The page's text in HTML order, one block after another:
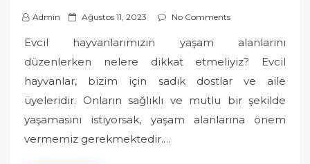
Admin
P
s
t
e
o
Ağustos 11, 2023 No Comments
Evcil hayvanlarımızın yaşam alanlarını
düzenlerken nelere dikkat etmeliyiz? Evcil
hayvanlar, bizim için sadık dostlar ve aile
üyeleridir. Onların sağlıklı ve mutlu bir şekilde
yaşamasını istiyorsak, yaşam alanlarına önem
vermemiz gerekmektedir.…